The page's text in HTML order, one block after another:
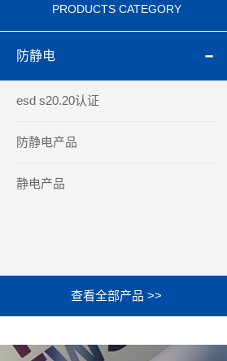
PRODUCTS CATEGORY
防静电
esd s20.20认证
防静电产品
静电产品
查看全部产品 >>